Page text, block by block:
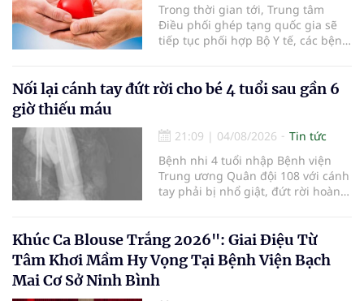
Trong thời gian tới, Trung tâm
Điều phối ghép tạng quốc gia sẽ
tiếp tục phối hợp Bộ Y tế, các bệnh
cường truyền thông, hoàn thiện
quy trình chuyên môn và hệ thống
hiến và ghép mô tạng.
Nối lại cánh tay đứt rời cho bé 4 tuổi sau gần 6
giờ thiếu máu
21:09 | 04/08/2026
Tin tức
Bệnh nhi 4 tuổi nhập Bệnh viện
Trung ương Quân đội 108 với cánh
tay phải bị nhổ giật, đứt rời hoàn
thương nặng và thời gian thiếu
máu kéo dài, các bác sĩ đã tái lập
tuần hoàn thành công sau ca vi
phẫu kéo dài 3 giờ.
Khúc Ca Blouse Trắng 2026": Giai Điệu Từ
Tâm Khơi Mầm Hy Vọng Tại Bệnh Viện Bạch
Mai Cơ Sở Ninh Bình